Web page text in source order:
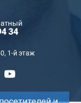
34
1-й этаж